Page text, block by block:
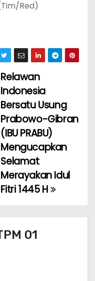
Red)
Relawan
Indonesia
Bersatu Usung
Prabowo-Gibran
(IBU PRABU)
Mengucapkan
Selamat
Merayakan Idul
Fitri 1445 H
01